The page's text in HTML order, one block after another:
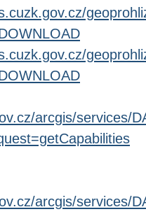
arcgis/services/
arcgis/services/